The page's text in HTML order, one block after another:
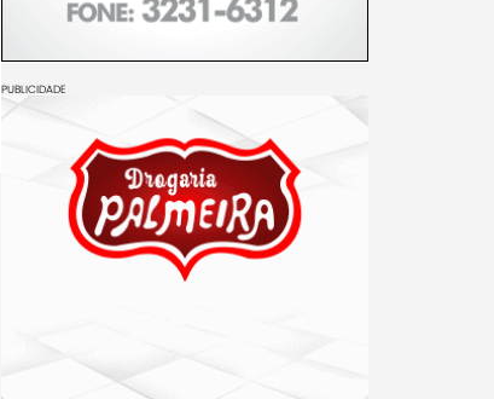
PUBLICIDADE